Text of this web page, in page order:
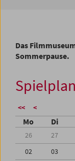
Das
Sommerpause.
Spielplan
<< <
Mo Di
26 27
02
03